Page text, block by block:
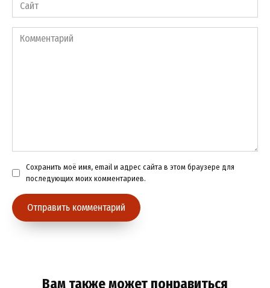
Комментарий
Сохранить моё имя, email и адрес сайта в этом браузере для
последующих моих комментариев.
Вам также может понравиться